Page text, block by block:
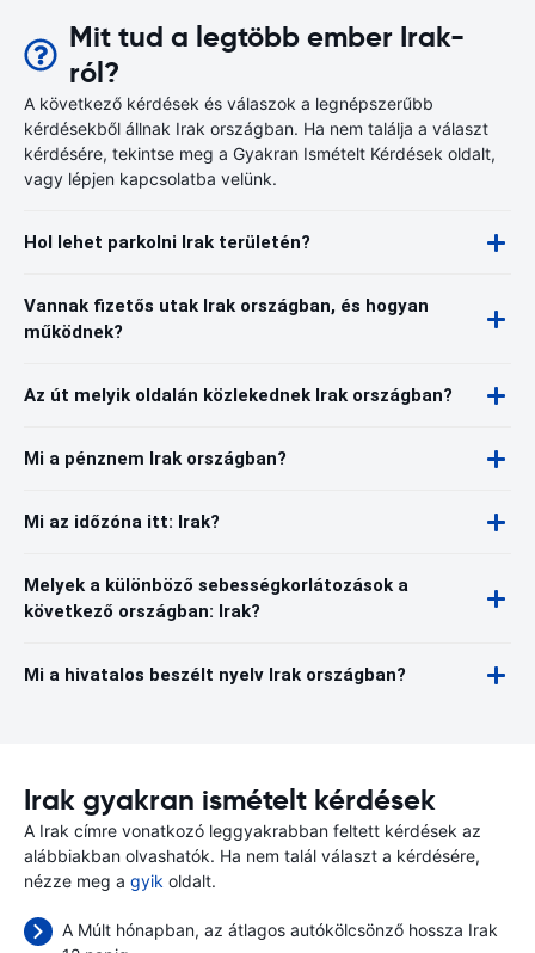
Mit tud a legtöbb ember Irak-
ról?
A következő kérdések és válaszok a legnépszerűbb
kérdésekből állnak Irak országban. Ha nem találja a választ
kérdésére, tekintse meg a Gyakran Ismételt Kérdések oldalt,
vagy lépjen kapcsolatba velünk.
Hol lehet parkolni Irak területén?
Vannak fizetős utak Irak országban, és hogyan
működnek?
Az út melyik oldalán közlekednek Irak országban?
Mi a pénznem Irak országban?
Mi az időzóna itt: Irak?
Melyek a különböző sebességkorlátozások a
következő országban: Irak?
Mi a hivatalos beszélt nyelv Irak országban?
Irak gyakran ismételt kérdések
A Irak címre vonatkozó leggyakrabban feltett kérdések az
alábbiakban olvashatók. Ha nem talál választ a kérdésére,
nézze meg a gyik oldalt.
A Múlt hónapban, az átlagos autókölcsönző hossza Irak